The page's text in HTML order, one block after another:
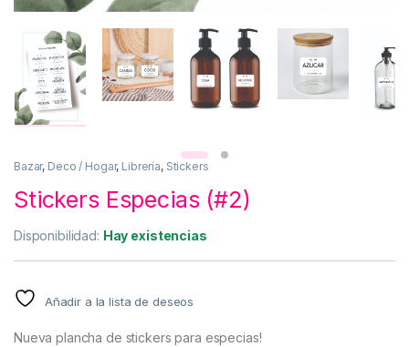
Bazar, Deco / Hogar, Librería, Stickers
Stickers Especias (#2)
Disponibilidad: Hay existencias
Añadir a la lista de deseos
Nueva plancha de stickers para especias!